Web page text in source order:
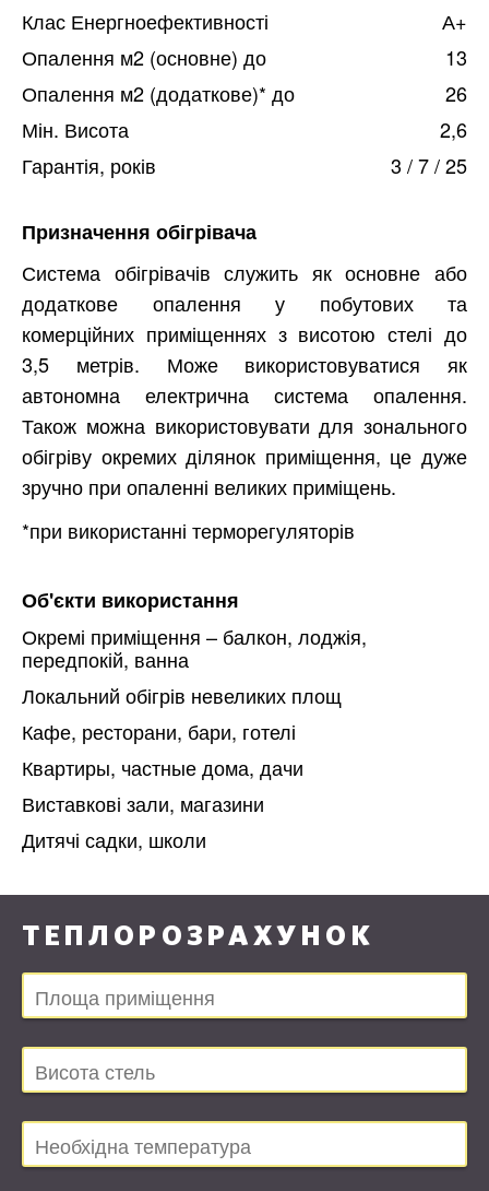
Клас Енергноефективності
А+
Опалення м2 (основне) до
13
Опалення м2 (додаткове)* до
26
Мін. Висота
2,6
Гарантія, років
3 / 7 / 25
Призначення обігрівача
Система обігрівачів служить як основне або
додаткове опалення у побутових та
комерційних приміщеннях з висотою стелі до
3,5 метрів. Може використовуватися як
автономна електрична система опалення.
Також можна використовувати для зонального
обігріву окремих ділянок приміщення, це дуже
зручно при опаленні великих приміщень.
*при використанні терморегуляторів
Об'єкти використання
Окремі приміщення – балкон, лоджія,
передпокій, ванна
Локальний обігрів невеликих площ
Кафе, ресторани, бари, готелі
Квартиры, частные дома, дачи
Виставкові зали, магазини
Дитячі садки, школи
ТЕПЛОРОЗРАХУНОК